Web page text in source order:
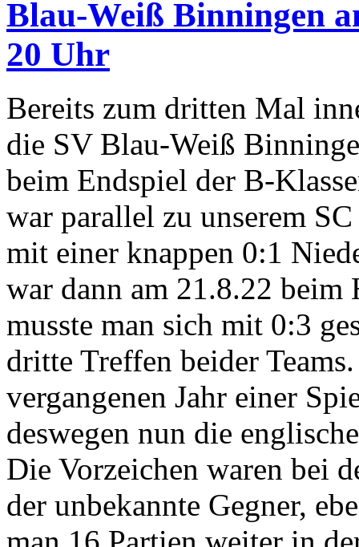
Blau-Weiß Binningen
20 Uhr
Bereits zum dritten Mal
die SV Blau-Weiß
beim Endspiel der B-
war parallel zu unserem
mit einer knappen 0:1
war dann am 21.8.22
musste man sich mit 0:3
dritte Treffen beider
vergangenen Jahr einer
deswegen nun die
Die Vorzeichen waren bei
der unbekannte Gegner,